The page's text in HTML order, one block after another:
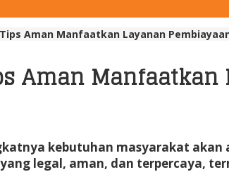
Aman Manfaatkan Layanan
Aman
kebutuhan masyarakat akan
legal, aman, dan terpercaya,